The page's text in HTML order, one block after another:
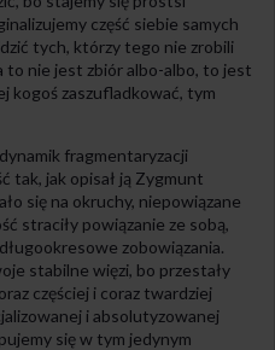
część siebie samych
tych, którzy tego nie zrobili
to nie jest zbiór albo-albo, to jest
kogoś zaszufladkować, tym
fragmentaryzacji
tak, jak opisał ją Zygmunt
się na okruchy, niepowiązane
straciły powiązanie ze sobą,
zobowiązania.
stabilne więzi, bo przestały
częściej i coraz twardziej
i absolutyzowanej
się w tym jedynym